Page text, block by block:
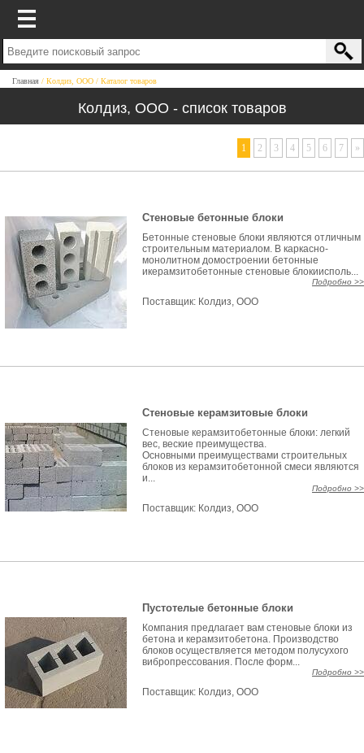
Главная Колдиз, ООО Каталог товаров
Колдиз, ООО - список товаров
1 2 3 4 5 6 7 »
Стеновые бетонные блоки
Бетонные стеновые блоки являются отличным
строительным материалом. В каркасно-
монолитном домостроении бетонные
икерамзитобетонные стеновые блокиисполь...
Подробно >>
Поставщик: Колдиз, ООО
Стеновые керамзитовые блоки
Стеновые керамзитобетонные блоки: легкий
вес, веские преимущества.
Основными преимуществами строительных
блоков из керамзитобетонной смеси являются
и...
Подробно >>
Поставщик: Колдиз, ООО
Пустотелые бетонные блоки
Компания предлагает вам стеновые блоки из
бетона и керамзитобетона. Производство
блоков осуществляется методом полусухого
вибропрессования. После форм...
Подробно >>
Поставщик: Колдиз, ООО